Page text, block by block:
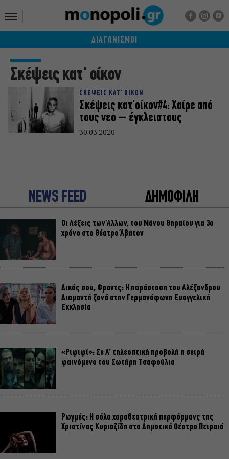
ΔΙΑΓΩΝΙΣΜΟΙ
Σκέψεις κατ' οίκον
ΣΚΕΨΕΙΣ ΚΑΤ΄ ΟΙΚΟΝ
Σκέψεις κατ’οίκον#4: Χαίρε από
τους νεο – έγκλειστους
30.03.2020
NEWS FEED ΔΗΜΟΦΙΛΗ
Οι Λέξεις των Άλλων, του Μάνου Θηραίου για 3ο
χρόνο στο Θέατρο Άβατον
Δικός σου, Φραντς: Η παράσταση του Αλέξανδρου
Διαμαντή ξανά στην Γερμανόφωνη Ευαγγελική
Εκκλησία
«Ριφιφί»: Σε Α’ τηλεοπτική προβολή η σειρά
φαινόμενο του Σωτήρη Τσαφούλια
Ρωγμές: Η σόλο χοροθεατρική περφόρμανς της
Χριστίνας Κυριαζίδη στο Δημοτικό Θέατρο Πειραιά